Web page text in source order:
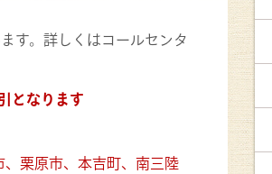
す。詳しくはコールセンタ
となります
栗原市、本吉町、南三陸